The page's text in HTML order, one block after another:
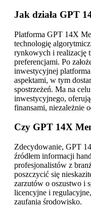
Jak działa GPT
Platforma GPT 14X
technologię
rynkowych i realizację
preferencjami. Po
inwestycyjnej
aspektami, w tym
spostrzeżeń. Ma na
inwestycyjnego,
finansami, niezależnie
Czy GPT 14X
Zdecydowanie, GPT
źródłem informacji
profesjonalistów z
poszczycić się
zarzutów o oszustwo i
licencyjne i
zaufania środowisko.